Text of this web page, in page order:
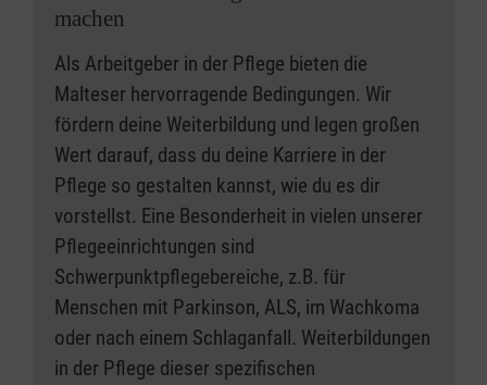
machen
Als Arbeitgeber in der Pflege bieten die
Malteser hervorragende Bedingungen. Wir
fördern deine Weiterbildung und legen großen
Wert darauf, dass du deine Karriere in der
Pflege so gestalten kannst, wie du es dir
vorstellst. Eine Besonderheit in vielen unserer
Pflegeeinrichtungen sind
Schwerpunktpflegebereiche, z.B. für
Menschen mit Parkinson, ALS, im Wachkoma
oder nach einem Schlaganfall. Weiterbildungen
in der Pflege dieser spezifischen